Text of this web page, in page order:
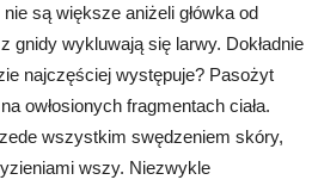
są większe aniżeli główka od
gnidy wykluwają się larwy. Dokładnie
najczęściej występuje? Pasożyt
owłosionych fragmentach ciała.
wszystkim swędzeniem skóry,
wszy. Niezwykle